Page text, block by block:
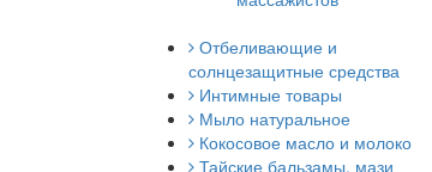
Отбеливающие и
солнцезащитные средства
Интимные товары
Мыло натуральное
Кокосовое масло и молоко
Тайские бальзамы, мази